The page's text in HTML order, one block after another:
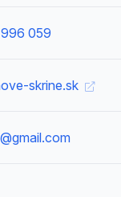
059
skrine.sk